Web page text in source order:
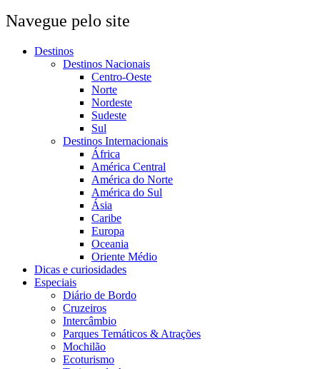
Navegue pelo site
Destinos
Destinos Nacionais
Centro-Oeste
Norte
Nordeste
Sudeste
Sul
Destinos Internacionais
África
América Central
América do Norte
América do Sul
Ásia
Caribe
Europa
Oceania
Oriente Médio
Dicas e curiosidades
Especiais
Diário de Bordo
Cruzeiros
Intercâmbio
Parques Temáticos & Atrações
Mochilão
Ecoturismo